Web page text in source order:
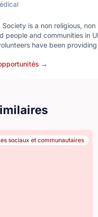
is a non religious,
people and communities in
have been
→
sociaux et communautaires